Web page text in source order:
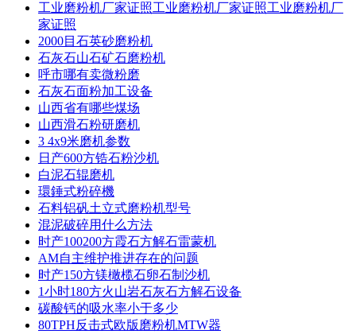
工业磨粉机厂家证照工业磨粉机厂家证照工业磨粉机厂
家证照
2000目石英砂磨粉机
石灰石山石矿石磨粉机
呼市哪有卖微粉磨
石灰石面粉加工设备
山西省有哪些煤场
山西滑石粉研磨机
3 4x9米磨机参数
日产600方锆石粉沙机
白泥石辊磨机
環錘式粉碎機
石料铝矾土立式磨粉机型号
混泥破碎用什么方法
时产100200方霞石方解石雷蒙机
AM自主维护推进存在的问题
时产150方镁橄榄石卵石制沙机
1小时180方火山岩石灰石方解石设备
碳酸钙的吸水率小于多少
80TPH反击式欧版磨粉机MTW器